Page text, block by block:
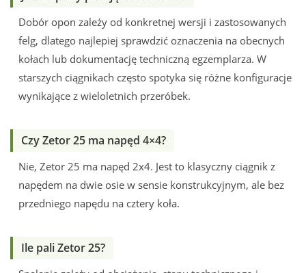
Dobór opon zależy od konkretnej wersji i zastosowanych
felg, dlatego najlepiej sprawdzić oznaczenia na obecnych
kołach lub dokumentację techniczną egzemplarza. W
starszych ciągnikach często spotyka się różne konfiguracje
wynikające z wieloletnich przeróbek.
Czy Zetor 25 ma napęd 4×4?
Nie, Zetor 25 ma napęd 2x4. Jest to klasyczny ciągnik z
napędem na dwie osie w sensie konstrukcyjnym, ale bez
przedniego napędu na cztery koła.
Ile pali Zetor 25?